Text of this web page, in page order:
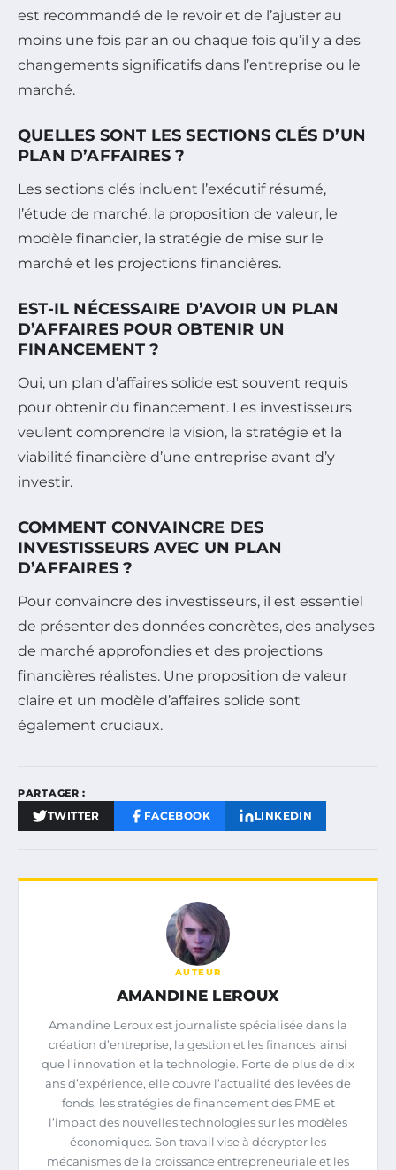
est recommandé de le revoir et de l’ajuster au
moins une fois par an ou chaque fois qu’il y a des
changements significatifs dans l’entreprise ou le
marché.
QUELLES SONT LES SECTIONS CLÉS D’UN
PLAN D’AFFAIRES ?
Les sections clés incluent l’exécutif résumé,
l’étude de marché, la proposition de valeur, le
modèle financier, la stratégie de mise sur le
marché et les projections financières.
EST-IL NÉCESSAIRE D’AVOIR UN PLAN
D’AFFAIRES POUR OBTENIR UN
FINANCEMENT ?
Oui, un plan d’affaires solide est souvent requis
pour obtenir du financement. Les investisseurs
veulent comprendre la vision, la stratégie et la
viabilité financière d’une entreprise avant d’y
investir.
COMMENT CONVAINCRE DES
INVESTISSEURS AVEC UN PLAN
D’AFFAIRES ?
Pour convaincre des investisseurs, il est essentiel
de présenter des données concrètes, des analyses
de marché approfondies et des projections
financières réalistes. Une proposition de valeur
claire et un modèle d’affaires solide sont
également cruciaux.
PARTAGER :
TWITTER FACEBOOK LINKEDIN
AUTEUR
AMANDINE LEROUX
Amandine Leroux est journaliste spécialisée dans la
création d’entreprise, la gestion et les finances, ainsi
que l’innovation et la technologie. Forte de plus de dix
ans d’expérience, elle couvre l’actualité des levées de
fonds, les stratégies de financement des PME et
l’impact des nouvelles technologies sur les modèles
économiques. Son travail vise à décrypter les
mécanismes de la croissance entrepreneuriale et les